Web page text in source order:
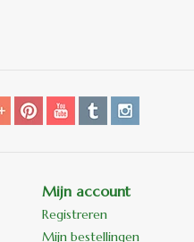
Mijn account
Registreren
Mijn bestellingen